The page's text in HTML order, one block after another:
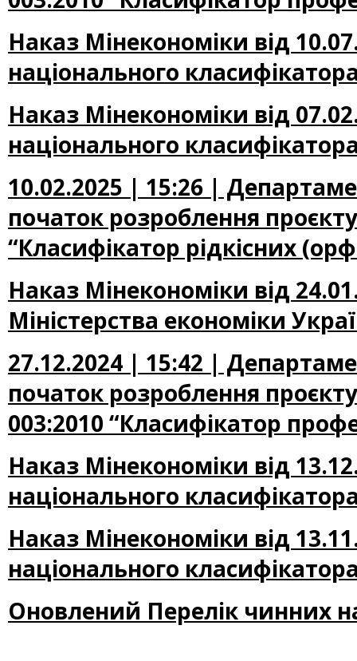
Наказ Мінекономіки від
національного
Наказ Мінекономіки від
національного
10.02.2025 | 15:26 |
початок розроблення
“Класифікатор рідкісних
Наказ Мінекономіки від
Міністерства економіки
27.12.2024 | 15:42 |
початок розроблення
003:2010 “Класифікатор
Наказ Мінекономіки від
національного
Наказ Мінекономіки від
національного
Оновлений Перелік чинних